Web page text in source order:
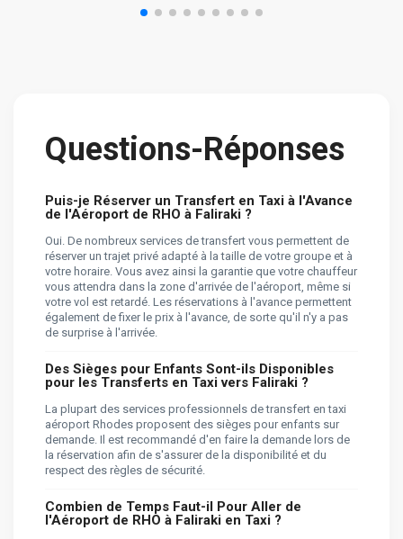
Questions-Réponses
Puis-je Réserver un Transfert en Taxi à l'Avance
de l'Aéroport de RHO à Faliraki ?
Oui. De nombreux services de transfert vous permettent de
réserver un trajet privé adapté à la taille de votre groupe et à
votre horaire. Vous avez ainsi la garantie que votre chauffeur
vous attendra dans la zone d'arrivée de l'aéroport, même si
votre vol est retardé. Les réservations à l'avance permettent
également de fixer le prix à l'avance, de sorte qu'il n'y a pas
de surprise à l'arrivée.
Des Sièges pour Enfants Sont-ils Disponibles
pour les Transferts en Taxi vers Faliraki ?
La plupart des services professionnels de transfert en taxi
aéroport Rhodes proposent des sièges pour enfants sur
demande. Il est recommandé d'en faire la demande lors de
la réservation afin de s'assurer de la disponibilité et du
respect des règles de sécurité.
Combien de Temps Faut-il Pour Aller de
l'Aéroport de RHO à Faliraki en Taxi ?